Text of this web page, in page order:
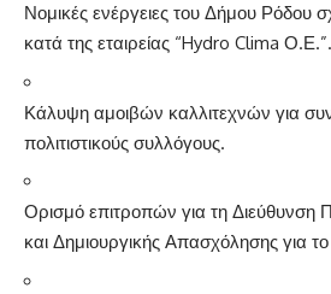
Νομικές ενέργειες του Δήμου Ρόδου
κατά της εταιρείας “Hydro Clima Ο.Ε.”.
Κάλυψη αμοιβών καλλιτεχνών για
πολιτιστικούς συλλόγους.
Ορισμό επιτροπών για τη Διεύθυνση
και Δημιουργικής Απασχόλησης για